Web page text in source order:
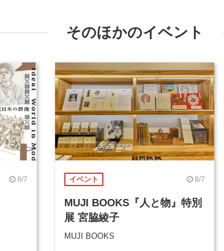
そのほかのイベント
8/7 イベント 8/7
MUJI BOOKS『人と物』特別
展 宮脇綾子
MUJI BOOKS